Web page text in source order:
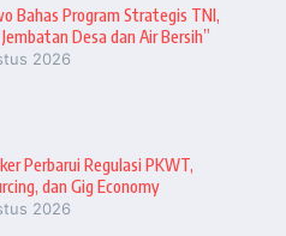
Bahas Program Strategis TNI,
Desa dan Air Bersih”
2026
Perbarui Regulasi PKWT,
dan Gig Economy
2026